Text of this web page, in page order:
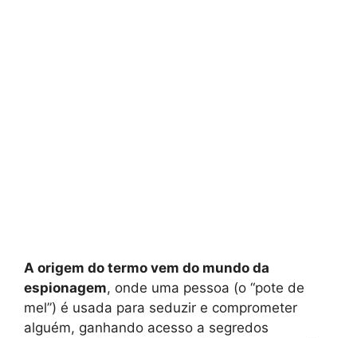
A origem do termo vem do mundo da
espionagem, onde uma pessoa (o “pote de
mel”) é usada para seduzir e comprometer
alguém, ganhando acesso a segredos